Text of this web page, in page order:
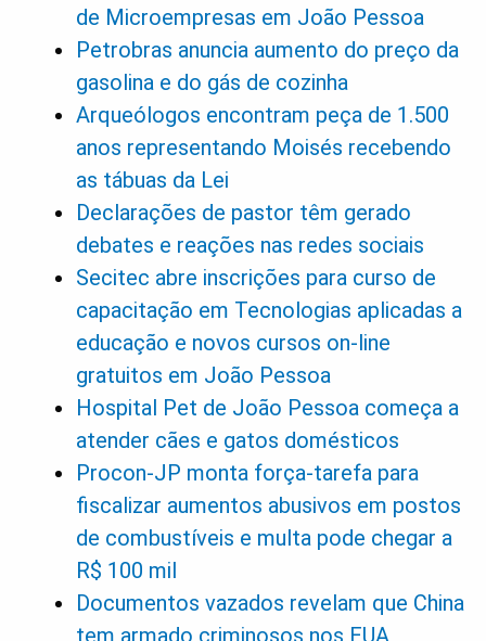
de Microempresas em João Pessoa
Petrobras anuncia aumento do preço da
gasolina e do gás de cozinha
Arqueólogos encontram peça de 1.500
anos representando Moisés recebendo
as tábuas da Lei
Declarações de pastor têm gerado
debates e reações nas redes sociais
Secitec abre inscrições para curso de
capacitação em Tecnologias aplicadas a
educação e novos cursos on-line
gratuitos em João Pessoa
Hospital Pet de João Pessoa começa a
atender cães e gatos domésticos
Procon-JP monta força-tarefa para
fiscalizar aumentos abusivos em postos
de combustíveis e multa pode chegar a
R$ 100 mil
Documentos vazados revelam que China